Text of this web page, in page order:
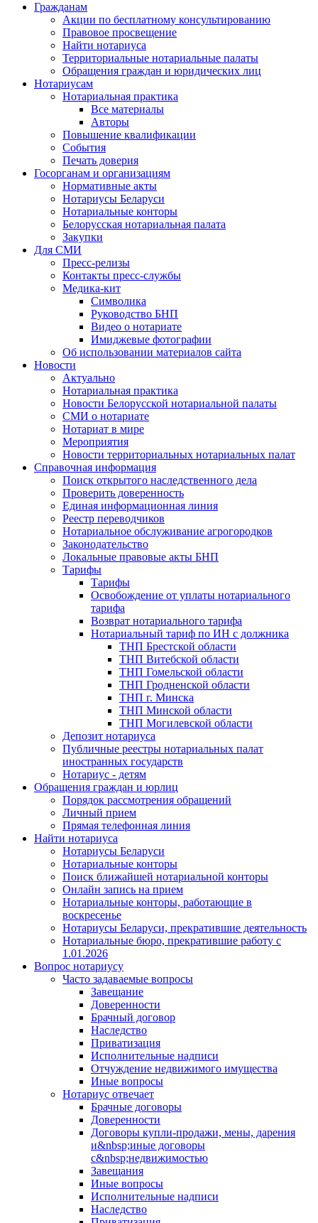
Гражданам
Акции по бесплатному консультированию
Правовое просвещение
Найти нотариуса
Территориальные нотариальные палаты
Обращения граждан и юридических лиц
Нотариусам
Нотариальная практика
Все материалы
Авторы
Повышение квалификации
События
Печать доверия
Госорганам и организациям
Нормативные акты
Нотариусы Беларуси
Нотариальные конторы
Белорусская нотариальная палата
Закупки
Для СМИ
Пресс-релизы
Контакты пресс-службы
Медика-кит
Символика
Руководство БНП
Видео о нотариате
Имиджевые фотографии
Об использовании материалов сайта
Новости
Актуально
Нотариальная практика
Новости Белорусской нотариальной палаты
СМИ о нотариате
Нотариат в мире
Мероприятия
Новости территориальных нотариальных палат
Справочная информация
Поиск открытого наследственного дела
Проверить доверенность
Единая информационная линия
Реестр переводчиков
Нотариальное обслуживание агрогородков
Законодательство
Локальные правовые акты БНП
Тарифы
Тарифы
Освобождение от уплаты нотариального
тарифа
Возврат нотариального тарифа
Нотариальный тариф по ИН с должника
ТНП Брестской области
ТНП Витебской области
ТНП Гомельской области
ТНП Гродненской области
ТНП г. Минска
ТНП Минской области
ТНП Могилевской области
Депозит нотариуса
Публичные реестры нотариальных палат
иностранных государств
Нотариус - детям
Обращения граждан и юрлиц
Порядок рассмотрения обращений
Личный прием
Прямая телефонная линия
Найти нотариуса
Нотариусы Беларуси
Нотариальные конторы
Поиск ближайшей нотариальной конторы
Онлайн запись на прием
Нотариальные конторы, работающие в
воскресенье
Нотариусы Беларуси, прекратившие деятельность
Нотариальные бюро, прекратившие работу с
1.01.2026
Вопрос нотариусу
Часто задаваемые вопросы
Завещание
Доверенности
Брачный договор
Наследство
Приватизация
Исполнительные надписи
Отчуждение недвижимого имущества
Иные вопросы
Нотариус отвечает
Брачные договоры
Доверенности
Договоры купли-продажи, мены, дарения
и&nbsp;иные договоры
с&nbsp;недвижимостью
Завещания
Иные вопросы
Исполнительные надписи
Наследство